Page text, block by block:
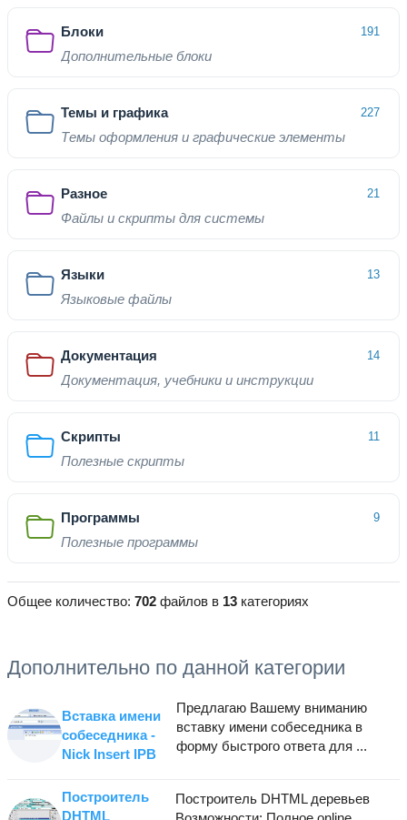
Блоки 191
Дополнительные блоки
Темы и графика 227
Темы оформления и графические элементы
Разное 21
Файлы и скрипты для системы
Языки 13
Языковые файлы
Документация 14
Документация, учебники и инструкции
Скрипты 11
Полезные скрипты
Программы 9
Полезные программы
Общее количество: 702 файлов в 13 категориях
Дополнительно по данной категории
Вставка имени
собеседника -
Nick Insert IPB
Предлагаю Вашему вниманию
вставку имени собеседника в
форму быстрого ответа для ...
Построитель
DHTML
Построитель DHTML деревьев